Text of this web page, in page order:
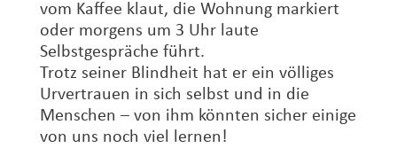
vom Kaffee klaut, die Wohnung markiert
oder morgens um 3 Uhr laute
Selbstgespräche führt.
Trotz seiner Blindheit hat er ein völliges
Urvertrauen in sich selbst und in die
Menschen – von ihm könnten sicher einige
von uns noch viel lernen!